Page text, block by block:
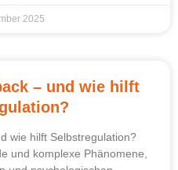
2025
– und wie hilft
wie hilft Selbstregulation?
und komplexe Phänomene,